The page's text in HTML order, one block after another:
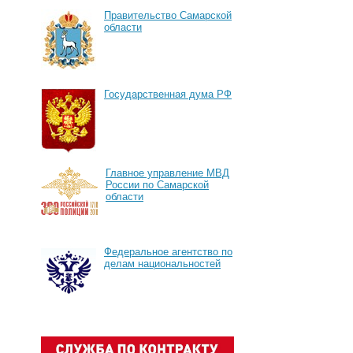
Правительство Самарской
области
Государственная дума РФ
Главное управление МВД
России по Самарской
области
Федеральное агентство по
делам национальностей